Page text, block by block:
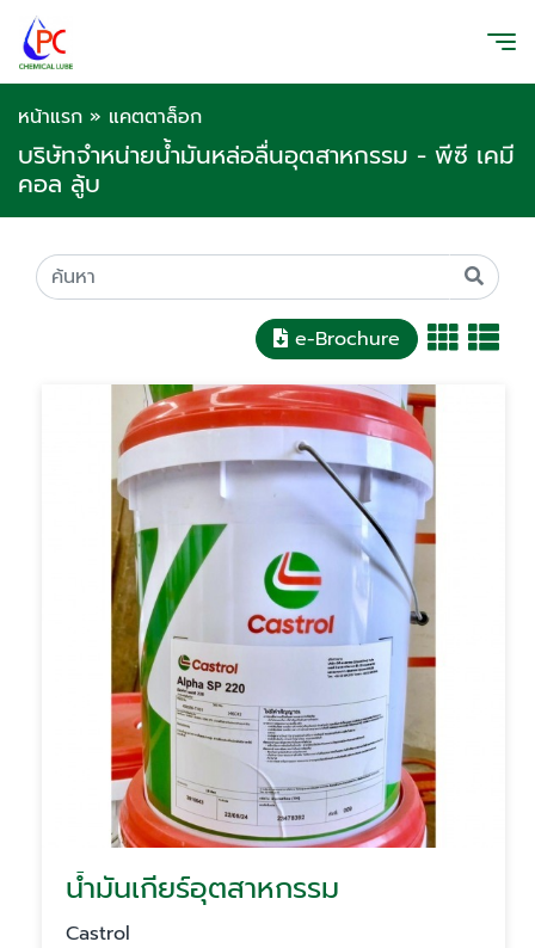
หน้าแรก » แคตตาล็อก
บริษัทจำหน่ายน้ำมันหล่อลื่นอุตสาหกรรม - พีซี เคมี
คอล ลู้บ
e-Brochure
น้ำมันเกียร์อุตสาหกรรม
Castrol